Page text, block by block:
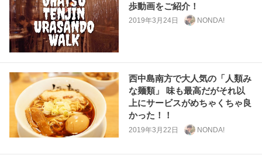
歩動画をご紹介！
2019年3月24日 NONDA!
西中島南方で大人気の「人類み
な麺類」 味も最高だがそれ以
上にサービスがめちゃくちゃ良
かった！！
2019年3月22日 NONDA!